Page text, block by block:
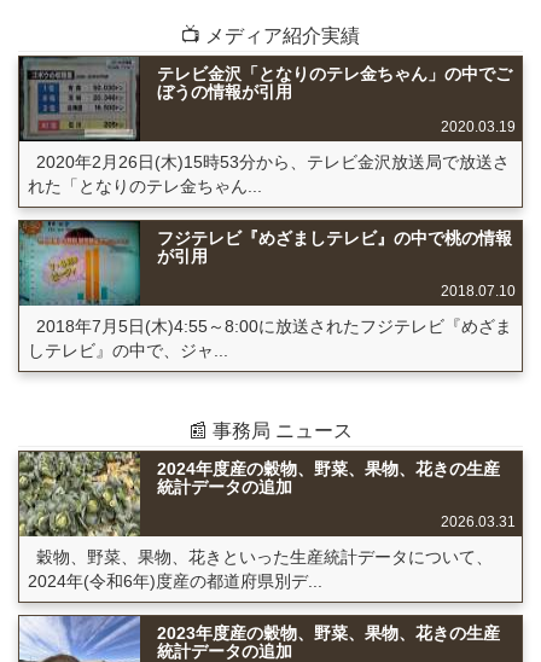
📺 メディア紹介実績
テレビ金沢「となりのテレ金ちゃん」の中でご
ぼうの情報が引用
2020.03.19
2020年2月26日(木)15時53分から、テレビ金沢放送局で放送さ
れた「となりのテレ金ちゃん...
フジテレビ『めざましテレビ』の中で桃の情報
が引用
2018.07.10
2018年7月5日(木)4:55～8:00に放送されたフジテレビ『めざま
しテレビ』の中で、ジャ...
📰 事務局 ニュース
2024年度産の穀物、野菜、果物、花きの生産
統計データの追加
2026.03.31
穀物、野菜、果物、花きといった生産統計データについて、
2024年(令和6年)度産の都道府県別デ...
2023年度産の穀物、野菜、果物、花きの生産
統計データの追加